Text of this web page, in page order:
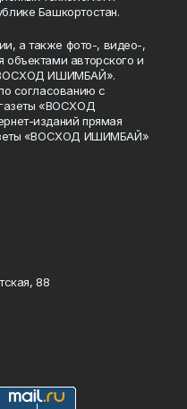
Башкортостан.
а также фото-, видео-,
авторского и
ИШИМБАЙ».
согласованию с
«ВОСХОД
изданий прямая
«ВОСХОД ИШИМБАЙ»
88